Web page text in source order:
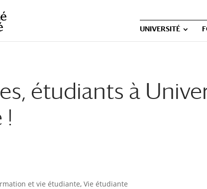
UNIVERSITÉ
étudiants à
!
et vie étudiante, Vie étudiante